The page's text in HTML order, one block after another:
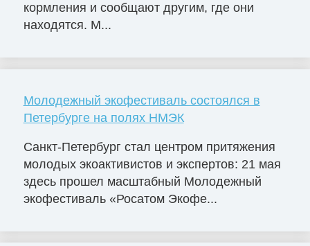
кормления и сообщают другим, где они
находятся. М...
Молодежный экофестиваль состоялся в
Петербурге на полях НМЭК
Санкт-Петербург стал центром притяжения
молодых экоактивистов и экспертов: 21 мая
здесь прошел масштабный Молодежный
экофестиваль «Росатом Экофе...